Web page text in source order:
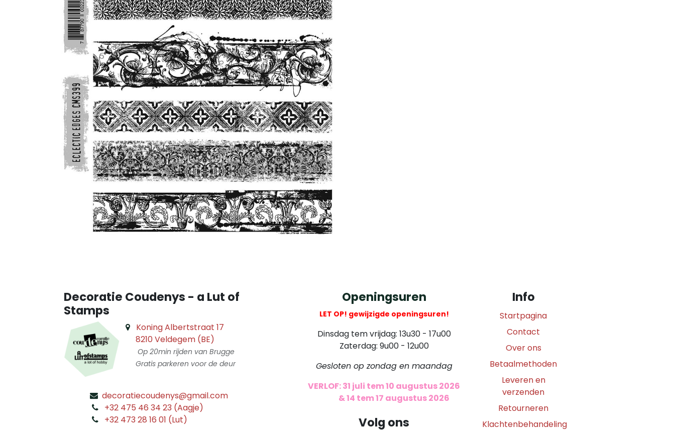
Decoratie Coudenys - a Lut of
Stamps
Koning Albertstraat 17
8210 Veldegem (BE)
Op 20min rijden van Brugge
Gratis parkeren voor de deur
decoratiecoudenys@gmail.com
+32 475 46 34 23 (Aagje)
+32 473 28 16 01 (Lut)
Openingsuren
LET OP! gewijzigde openingsuren!
Dinsdag tem vrijdag: 13u30 - 17u00
Zaterdag: 9u00 - 12u00
Gesloten op zondag en maandag
VERLOF: 31 juli tem 10 augustus 2026
& 14 tem 17 augustus 2026
Info
Startpagina
Contact
Over ons
Betaalmethoden
Leveren en
verzenden
Retourneren
Klachtenbehandeling
Volg ons